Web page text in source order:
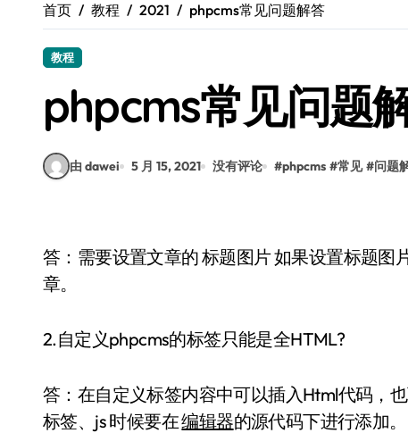
量子算法赋能精细化运营，点燃创作者经
容器协同编排：构建高效服务器环境
首页 教程 2021 phpcms常见问题解答
教程
phpcms常见问题
由 dawei 5 月 15, 2021 没有评论 #phpcms #常见 #问题
答：需要设置文章的 标题图片 如果设置标题
章。
2.自定义phpcms的标签只能是全HTML?
答：在自定义标签内容中可以插入Html代码，
标签、js 时候要在编辑器的源代码下进行添加。